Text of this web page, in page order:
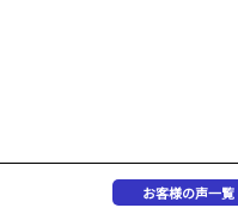
お客様の声一覧